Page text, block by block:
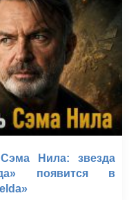
Нила: звезда
появится в